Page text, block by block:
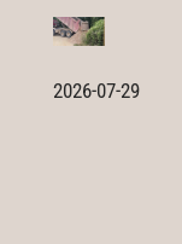
2026-07-29